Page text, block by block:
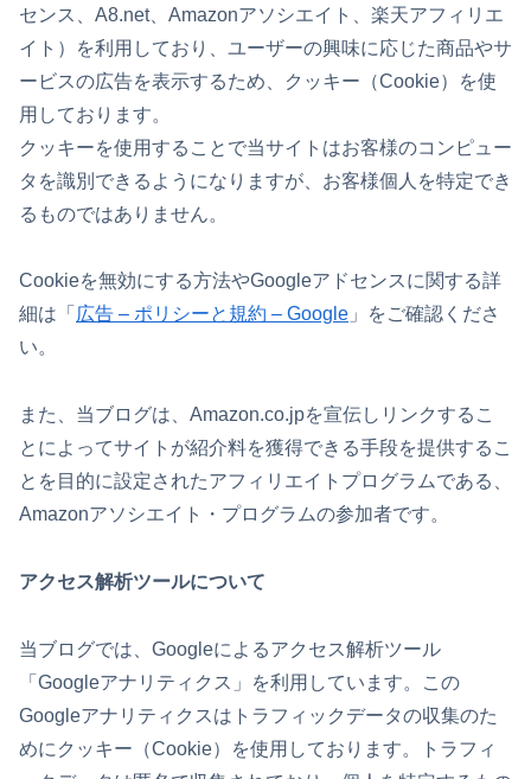
センス、A8.net、Amazonアソシエイト、楽天アフィリエ
イト）を利用しており、ユーザーの興味に応じた商品やサ
ービスの広告を表示するため、クッキー（Cookie）を使
用しております。
クッキーを使用することで当サイトはお客様のコンピュー
タを識別できるようになりますが、お客様個人を特定でき
るものではありません。
Cookieを無効にする方法やGoogleアドセンスに関する詳
細は「 広告 – ポリシーと規約 – Google 」をご確認くださ
い。
また、当ブログは、Amazon.co.jpを宣伝しリンクするこ
とによってサイトが紹介料を獲得できる手段を提供するこ
とを目的に設定されたアフィリエイトプログラムである、
Amazonアソシエイト・プログラムの参加者です。
アクセス解析ツールについて
当ブログでは、Googleによるアクセス解析ツール
「Googleアナリティクス」を利用しています。この
Googleアナリティクスはトラフィックデータの収集のた
めにクッキー（Cookie）を使用しております。トラフィ